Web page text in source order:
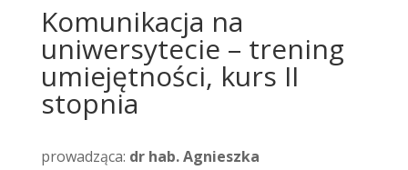
Komunikacja na
uniwersytecie – trening
umiejętności, kurs II
stopnia
prowadząca: dr hab. Agnieszka